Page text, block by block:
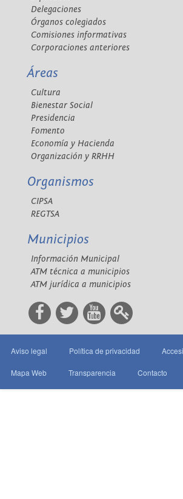
Delegaciones
Órganos colegiados
Comisiones informativas
Corporaciones anteriores
Áreas
Cultura
Bienestar Social
Presidencia
Fomento
Economía y Hacienda
Organización y RRHH
Organismos
CIPSA
REGTSA
Municipios
Información Municipal
ATM técnica a municipios
ATM jurídica a municipios
Aviso legal Política de privacidad
Mapa Web Transparencia Contacto